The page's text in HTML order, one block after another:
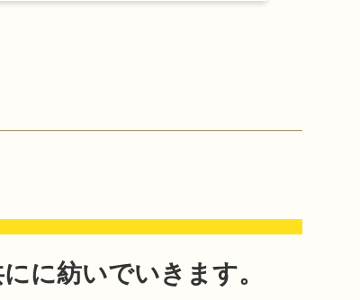
に紡いでいきます。